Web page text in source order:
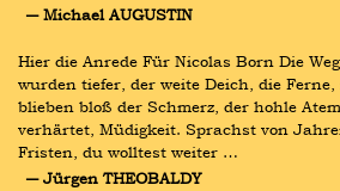
― Michael AUGUSTIN
Hier die Anrede Für Nicolas Born Die
wurden tiefer, der weite Deich, die
blieben bloß der Schmerz, der hohle
verhärtet, Müdigkeit. Sprachst von
Fristen, du wolltest weiter …
― Jürgen THEOBALDY